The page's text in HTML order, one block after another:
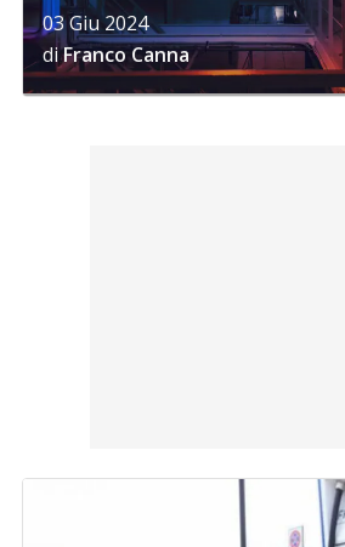
03 Giu 2024
diFranco Canna